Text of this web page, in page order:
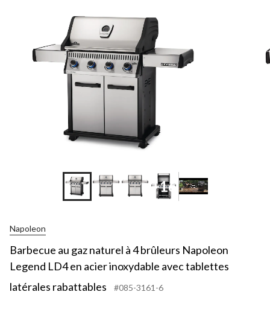
+16
Napoleon
Barbecue au gaz naturel à 4 brûleurs Napoleon
Legend LD4 en acier inoxydable avec tablettes
latérales rabattables
#085-3161-6